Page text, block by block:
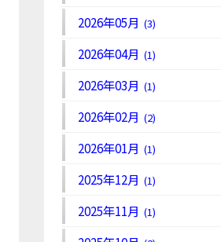
2026年05月 (3)
2026年04月 (1)
2026年03月 (1)
2026年02月 (2)
2026年01月 (1)
2025年12月 (1)
2025年11月 (1)